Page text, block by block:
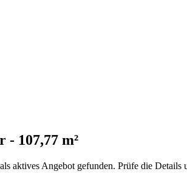
107,77 m²
aktives Angebot gefunden. Prüfe die